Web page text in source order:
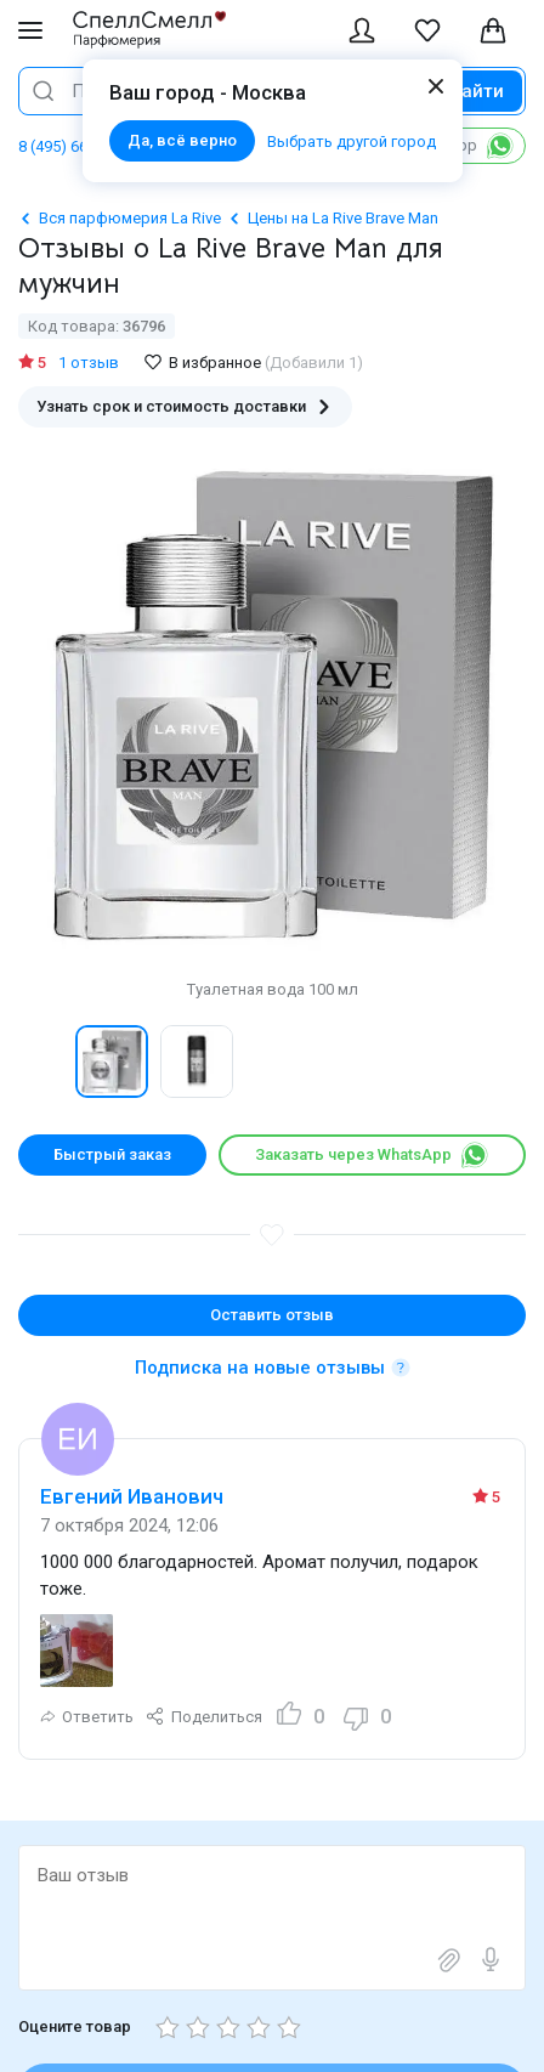
Ваш город - Москва
Да, всё верно Выбрать другой город
Поиск Найти
8 (495) 668 06 02 Написать в WhatsApp
Вся парфюмерия La Rive Цены на La Rive Brave Man
Отзывы о La Rive Brave Man для
мужчин
Код товара: 36796
5
1 отзыв В избранное (Добавили 1)
Узнать срок и стоимость доставки
Туалетная вода 100 мл
Быстрый заказ Заказать через WhatsApp
Оставить отзыв
Подписка на новые отзывы
5
Евгений Иванович
7 октября 2024, 12:06
1000 000 благодарностей. Аромат получил, подарок
тоже.
Ответить Поделиться 0 0
Оцените товар